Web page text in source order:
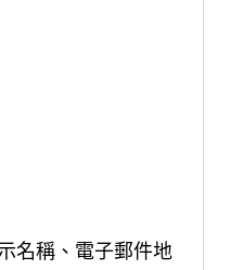
名稱、電子郵件地